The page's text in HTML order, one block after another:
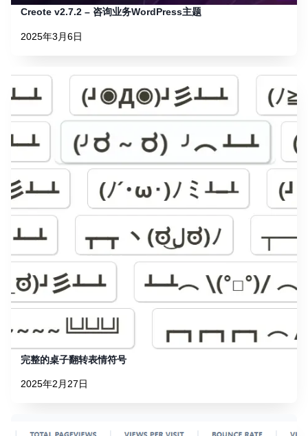
Creote v2.7.2 – 咨询业务WordPress主题
2025年3月6日
完整的桌子翻转表情符号
2025年2月27日